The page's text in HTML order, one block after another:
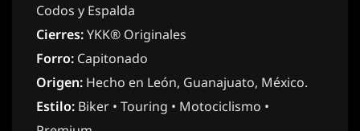
Codos y Espalda
Cierres:YKK® Originales
Forro: Capitonado
Origen: Hecho en León, Guanajuato, México.
Estilo: Biker • Touring • Motociclismo •